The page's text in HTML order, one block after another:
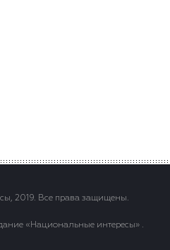
2019. Все права защищены.
«Национальные интересы» .